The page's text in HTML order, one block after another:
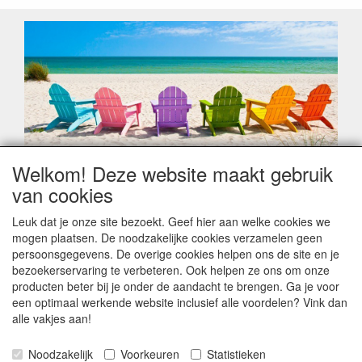
Geachte klant,
Zoals elk jaar zorgt de verlofperiode, naast een hoop
leveringsproblemen.
Sommige fabrikanten sluiten of werken met een
vakantiebezetting.
Bestellingen die vanaf +/- 15 juli geplaatst worden kunnen
hierdoor vertraging oplopen. Wanneer die voorradig is en alle
betalingsmodaliteiten zijn vervuld dan de bestelling verstuurd
worden. Indien deze nog terug moeten binnen komen dan is
Augustus stabiliseert zich dit dan wel en kunnen wij, meestal,
Welkom! Deze website maakt gebruik
van cookies
Leuk dat je onze site bezoekt. Geef hier aan welke cookies we
mogen plaatsen. De noodzakelijke cookies verzamelen geen
persoonsgegevens. De overige cookies helpen ons de site en je
bezoekerservaring te verbeteren. Ook helpen ze ons om onze
producten beter bij je onder de aandacht te brengen. Ga je voor
een optimaal werkende website inclusief alle voordelen? Vink dan
alle vakjes aan!
Noodzakelijk Voorkeuren Statistieken